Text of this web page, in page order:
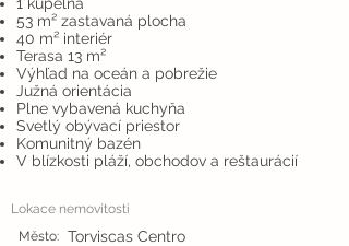
53 m² zastavaná plocha
40 m² interiér
Terasa 13 m²
Výhľad na oceán a pobrežie
Južná orientácia
Plne vybavená kuchyňa
Svetlý obývací priestor
Komunitný bazén
V blízkosti pláží, obchodov a reštaurácií
Lokace nemovitosti
Město: Torviscas Centro